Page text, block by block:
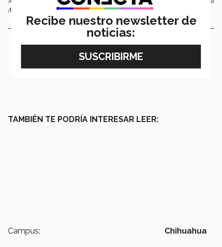
Alessandra Chaparro.
TAMBIÉN TE PODRÍA INTERESAR LEER:
Campus: Chihuahua
Recibe nuestro newsletter de
noticias: